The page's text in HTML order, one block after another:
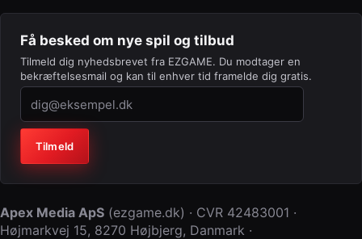
Få besked om nye spil og tilbud
Tilmeld dig nyhedsbrevet fra EZGAME. Du modtager en
bekræftelsesmail og kan til enhver tid framelde dig gratis.
Virksomhed (lad feltet stå tomt)
Tilmeld
Apex Media ApS (ezgame.dk) · CVR 42483001 ·
Højmarkvej 15, 8270 Højbjerg, Danmark ·